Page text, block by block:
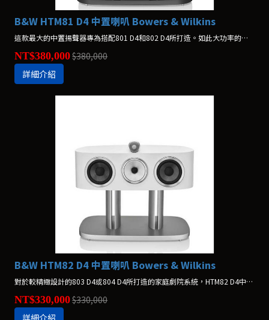
B&W HTM81 D4 中置喇叭 Bowers & Wilkins
這款最大的中置揚聲器專為搭配801 D4和802 D4所打造。如此大功率的表現擁有更廣闊的音場與更具延伸性的中音擴散，與卓越的同系列產品相得益彰。*不含腳架，腳架另購$40,000
NT$380,000$380,000
詳細介紹
B&W HTM82 D4 中置喇叭 Bowers & Wilkins
對於較精緻設計的803 D4或804 D4所打造的家庭劇院系統，HTM82 D4中置揚聲器堪稱完美的搭配方案。它稍微袖珍的中音單體，更靈活匹配同系列產品。 *不含腳架，腳架另購$40,000
NT$330,000$330,000
詳細介紹